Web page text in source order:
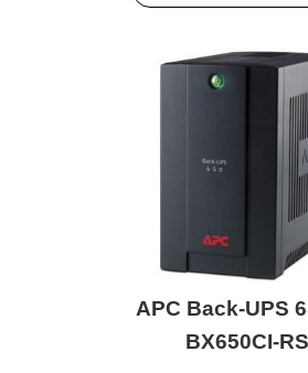
APC Back-UPS
BX650CI-RS